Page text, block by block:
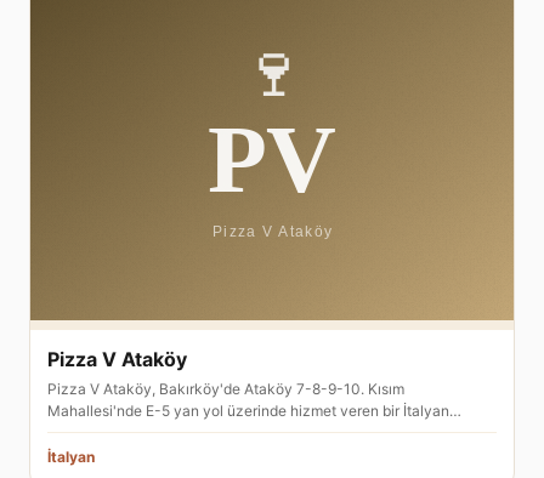
Pizza V Ataköy
Pizza V Ataköy, Bakırköy'de Ataköy 7-8-9-10. Kısım
Mahallesi'nde E-5 yan yol üzerinde hizmet veren bir İtalyan…
İtalyan